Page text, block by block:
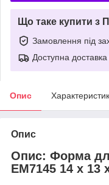
Що таке купити з
Замовлення під
Доступна доставка
Опис
Опис
Опис: Форма
ЕМ7145 14 х 13